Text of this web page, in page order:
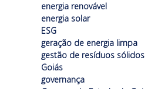
energia renovável
energia solar
ESG
geração de energia limpa
gestão de resíduos sólidos
Goiás
governança